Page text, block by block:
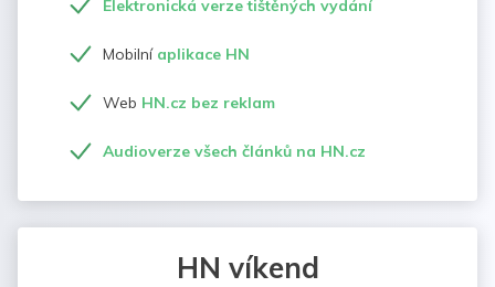
Elektronická verze tištěných vydání
Mobilní aplikace HN
Web HN.cz bez reklam
Audioverze všech článků na HN.cz
HN víkend